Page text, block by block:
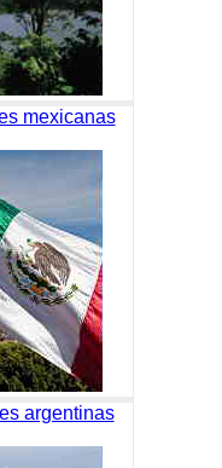
mexicanas
argentinas